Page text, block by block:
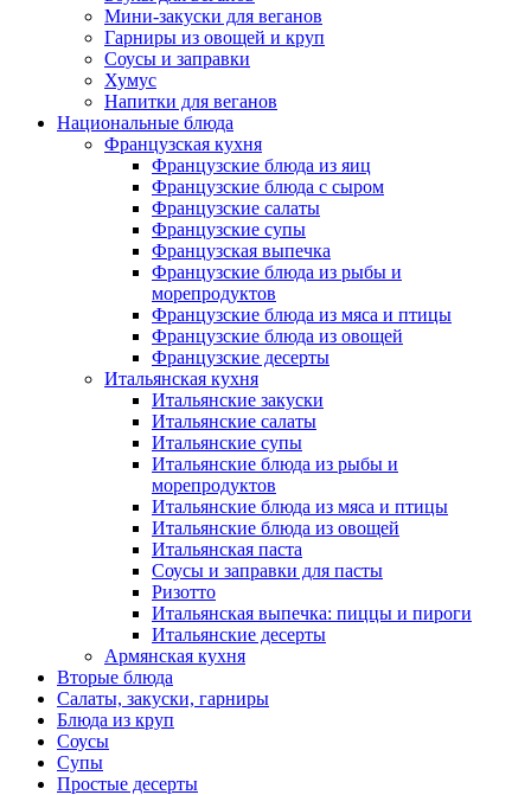
Мини-закуски для веганов
Гарниры из овощей и круп
Соусы и заправки
Хумус
Напитки для веганов
Национальные блюда
Французская кухня
Французские блюда из яиц
Французские блюда с сыром
Французские салаты
Французские супы
Французская выпечка
Французские блюда из рыбы и
морепродуктов
Французские блюда из мяса и птицы
Французские блюда из овощей
Французские десерты
Итальянская кухня
Итальянские закуски
Итальянские салаты
Итальянские супы
Итальянские блюда из рыбы и
морепродуктов
Итальянские блюда из мяса и птицы
Итальянские блюда из овощей
Итальянская паста
Соусы и заправки для пасты
Ризотто
Итальянская выпечка: пиццы и пироги
Итальянские десерты
Армянская кухня
Вторые блюда
Салаты, закуски, гарниры
Блюда из круп
Соусы
Супы
Простые десерты